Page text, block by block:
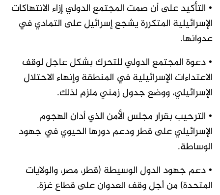
• التأكيد على أن صمت المجتمع الدولي إزاء الانتهاكات
الإسرائيلية المتكررة يشجع إسرائيل على التمادي في
عدوانها.
• دعوة المجتمع الدولي للتحرك بشكل عاجل لوقف
الاعتداءات الإسرائيلية في المنطقة وإنهاء الاحتلال
الإسرائيلي، ووضع جدول زمني ملزم لذلك.
• الترحيب بقرار مجلس الأمن الذي أدان الهجوم
الإسرائيلي على قطر ودعم دورها الحيوي في جهود
الوساطة.
• دعم جهود الدول الوسيطة (قطر، مصر، والولايات
المتحدة) من أجل وقف العدوان على قطاع غزة.